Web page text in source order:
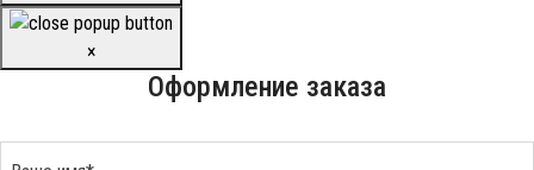
×
Оформление заказа